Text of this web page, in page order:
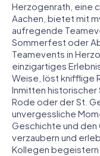
Herzogenrath, eine
Aachen, bietet mit
aufregende
Sommerfest oder
Teamevents in
einzigartiges
Weise, löst knifflige
Inmitten
Rode oder der St.
unvergessliche
Geschichte und
verzaubern und
Kollegen begeistern